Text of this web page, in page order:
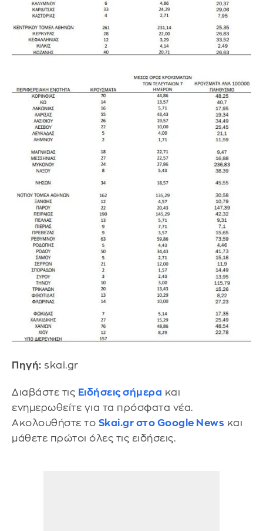
Πηγή: skai.gr
Διαβάστε τις Ειδήσεις σήμερα και
ενημερωθείτε για τα πρόσφατα νέα.
Ακολουθήστε το Skai.gr στο Google News και
μάθετε πρώτοι όλες τις ειδήσεις.